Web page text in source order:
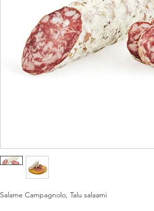
Salame Campagnolo, Talu salaami